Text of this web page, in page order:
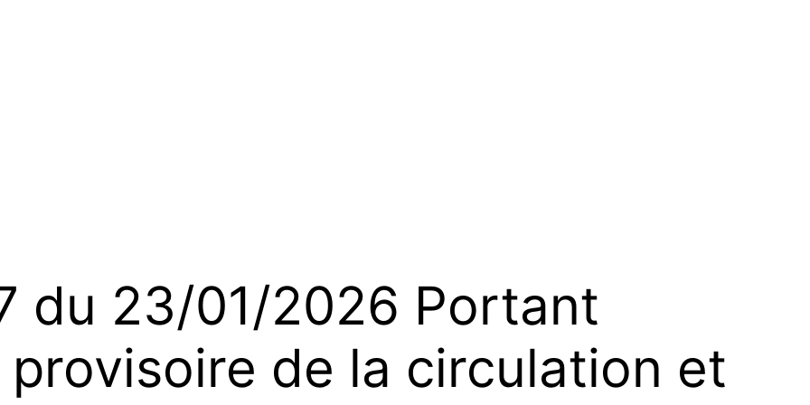
du 23/01/2026 Portant
de la circulation et